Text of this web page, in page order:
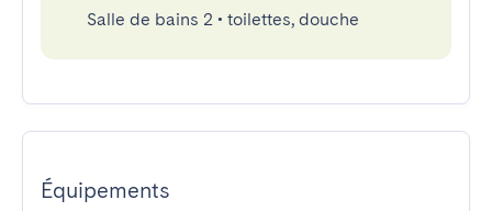
Salle de bains 2 • toilettes, douche
Équipements